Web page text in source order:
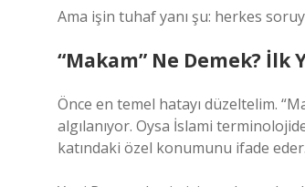
Ama işin tuhaf yanı şu: herkes
“Makam” Ne Demek? İlk
Önce en temel hatayı düzeltelim.
algılanıyor. Oysa İslami
katındaki özel konumunu ifade eder.